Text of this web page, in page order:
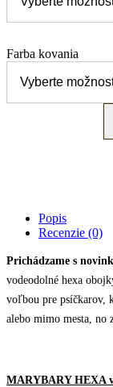
Farba kovania
Popis
Recenzie (0)
Prichádzame s
vodeodolné hexa
voľbou pre psíčkarov,
alebo mimo mesta, no
MARYBARY HEXA